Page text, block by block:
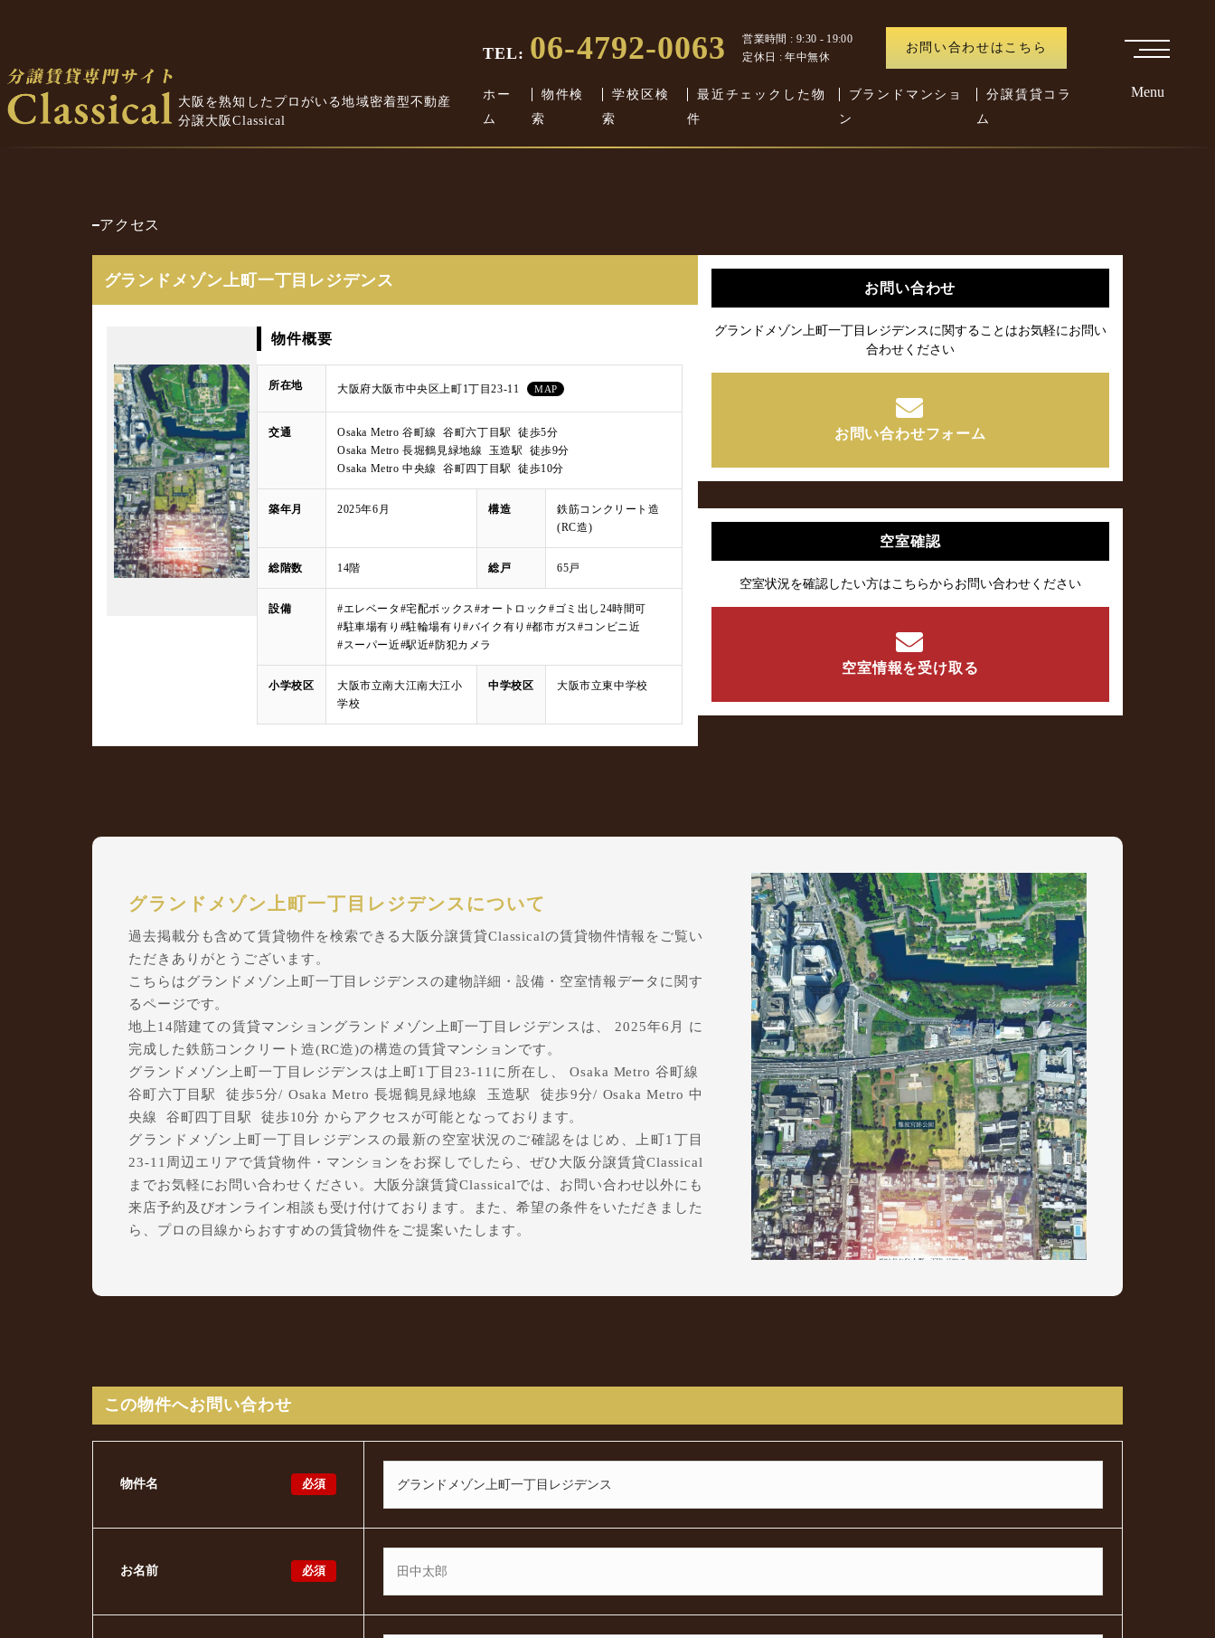
大阪を熟知したプロがいる地域密着型不動産
分譲大阪Classical
TEL: 06-4792-0063
営業時間 : 9:30 - 19:00
定休日 : 年中無休
お問い合わせはこちら
ホー
ム
物件検
索
学校区検
索
最近チェックした物
件
ブランドマンショ
ン
分譲賃貸コラ
ム
Menu
アクセス
グランドメゾン上町一丁目レジデンス
物件概要
所在地 大阪府大阪市中央区上町1丁目23-11 MAP
交通
Osaka Metro 谷町線 谷町六丁目駅 徒歩5分
Osaka Metro 長堀鶴見緑地線 玉造駅 徒歩9分
Osaka Metro 中央線 谷町四丁目駅 徒歩10分
築年月 2025年6月 構造
鉄筋コンクリート造
(RC造)
総階数 14階 総戸 65戸
設備 #エレベータ #宅配ボックス#オートロック#ゴミ出し24時間可
#駐車場有り #駐輪場有り#バイク有り #都市ガス#コンビニ近
#スーパー近#駅近#防犯カメラ
小学校区
大阪市立南大江南大江小
学校
中学校区 大阪市立東中学校
お問い合わせ
グランドメゾン上町一丁目レジデンスに関することはお気軽にお問い
合わせください
お問い合わせフォーム
空室確認
空室状況を確認したい方はこちらからお問い合わせください
空室情報を受け取る
グランドメゾン上町一丁目レジデンスについて
過去掲載分も含めて賃貸物件を検索できる大阪分譲賃貸Classicalの賃貸物件情報をご覧い
ただきありがとうございます。
こちらはグランドメゾン上町一丁目レジデンスの建物詳細・設備・空室情報データに関す
るページです。
地上14階建ての賃貸マンショングランドメゾン上町一丁目レジデンスは、 2025年6月 に
完成した鉄筋コンクリート造(RC造)の構造の賃貸マンションです。
グランドメゾン上町一丁目レジデンスは上町1丁目23-11に所在し、 Osaka Metro 谷町線
谷町六丁目駅 徒歩5分/ Osaka Metro 長堀鶴見緑地線 玉造駅 徒歩9分/ Osaka Metro 中
央線 谷町四丁目駅 徒歩10分 からアクセスが可能となっております。
グランドメゾン上町一丁目レジデンスの最新の空室状況のご確認をはじめ、上町1丁目
23-11周辺エリアで賃貸物件・マンションをお探しでしたら、ぜひ大阪分譲賃貸Classical
までお気軽にお問い合わせください。大阪分譲賃貸Classicalでは、お問い合わせ以外にも
来店予約及びオンライン相談も受け付けております。また、希望の条件をいただきました
ら、プロの目線からおすすめの賃貸物件をご提案いたします。
この物件へお問い合わせ
必須
物件名
必須
お名前